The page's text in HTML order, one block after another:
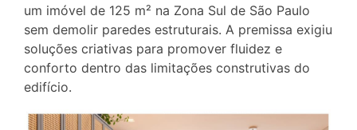
um imóvel de 125 m² na Zona Sul de São Paulo
sem demolir paredes estruturais. A premissa exigiu
soluções criativas para promover fluidez e
conforto dentro das limitações construtivas do
edifício.